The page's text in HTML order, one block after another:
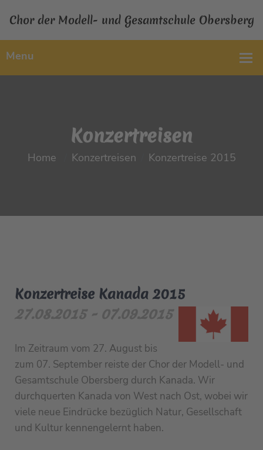
Chor der Modell- und Gesamtschule Obersberg
Konzertreisen
Home Konzertreisen Konzertreise 2015
Konzertreise Kanada 2015
27.08.2015 - 07.09.2015
Im Zeitraum vom 27. August bis
zum 07. September reiste der Chor der Modell- und
Gesamtschule Obersberg durch Kanada. Wir
durchquerten Kanada von West nach Ost, wobei wir
viele neue Eindrücke bezüglich Natur, Gesellschaft
und Kultur kennengelernt haben.